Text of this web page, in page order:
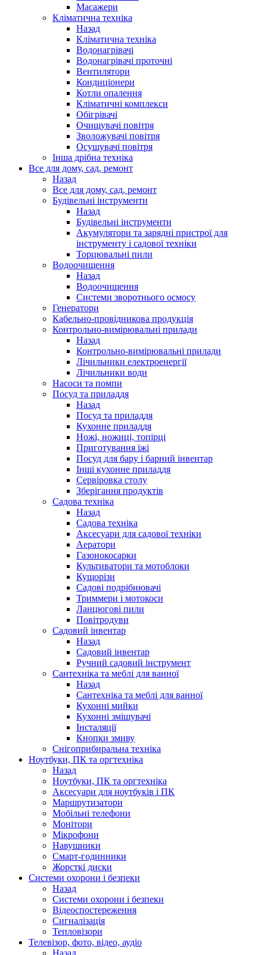
Масажери
Кліматична техніка
Назад
Кліматична техніка
Водонагрівачі
Водонагрівачі проточні
Вентилятори
Кондиціонери
Котли опалення
Кліматичні комплекси
Обігрівачі
Очищувачі повітря
Зволожувачі повітря
Осушувачі повітря
Інша дрібна техніка
Все для дому, сад, ремонт
Назад
Все для дому, сад, ремонт
Будівельні інструменти
Назад
Будівельні інструменти
Акумулятори та зарядні пристрої для
інструменту і садової техніки
Торцювальні пили
Водоочищення
Назад
Водоочищення
Системи зворотнього осмосу
Генератори
Кабельно-провідникова продукція
Контрольно-вимірювальні прилади
Назад
Контрольно-вимірювальні прилади
Лічильники електроенергії
Лічильники води
Насоси та помпи
Посуд та приладдя
Назад
Посуд та приладдя
Кухонне приладдя
Ножі, ножиці, топірці
Приготування їжі
Посуд для бару і барний інвентар
Інші кухонне приладдя
Сервіровка столу
Зберігання продуктів
Садова техніка
Назад
Садова техніка
Аксесуари для садової техніки
Аератори
Газонокосарки
Культиватори та мотоблоки
Кущорізи
Садові подрібнювачі
Триммери і мотокоси
Ланцюгові пили
Повітродуви
Садовий інвентар
Назад
Садовий інвентар
Ручний садовий інструмент
Сантехніка та меблі для ванної
Назад
Сантехніка та меблі для ванної
Кухонні мийки
Кухонні змішувачі
Інсталяції
Кнопки змиву
Снігоприбиральна техніка
Ноутбуки, ПК та оргтехніка
Назад
Ноутбуки, ПК та оргтехніка
Аксесуари для ноутбуків і ПК
Маршрутизатори
Мобільні телефони
Монітори
Мікрофони
Навушники
Смарт-годинники
Жорсткі диски
Системи охорони і безпеки
Назад
Системи охорони і безпеки
Відеоспостереження
Сигналізація
Тепловізори
Телевізор, фото, відео, аудіо
Назад